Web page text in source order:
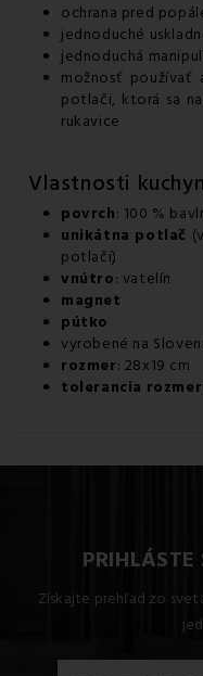
ochrana pred
jednoduché
jednoduchá
možnosť používať
potlači, ktorá sa
rukavice
Vlastnosti
povrch: 100 %
unikátna potlač
potlači)
vnútro: vatelín
magnet
pútko
vyrobené na
rozmer: 28x19 cm
tolerancia
PRIHLÁSTE
Získajte prehľad zo